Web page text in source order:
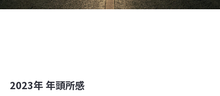
2023年 年頭所感